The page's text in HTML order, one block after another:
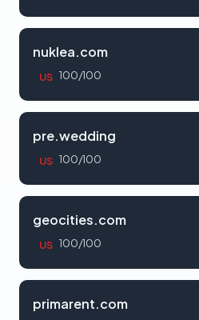
nuklea.com
US 100/100
pre.wedding
US 100/100
geocities.com
US 100/100
primarent.com